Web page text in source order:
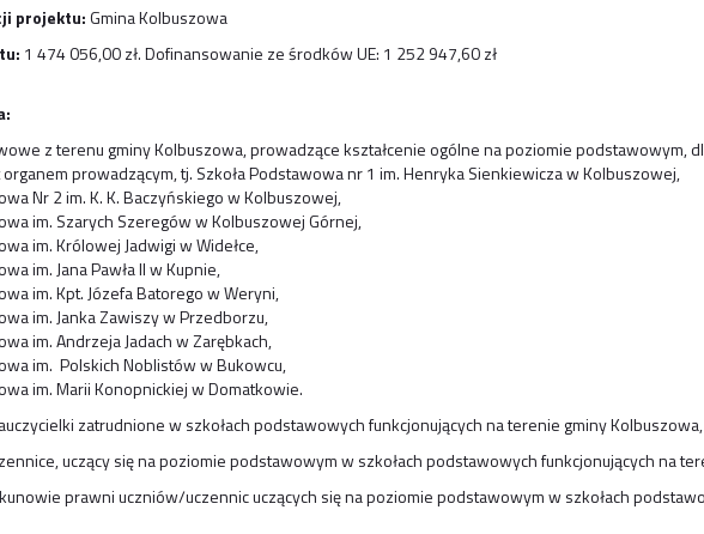
projektu:Gmina Kolbuszowa
1 474 056,00 zł. Dofinansowanie ze środków UE: 1 252 947,60 zł
z terenu gminy Kolbuszowa, prowadzące kształcenie ogólne na poziomie podstawowym,
prowadzącym, tj. Szkoła Podstawowa nr 1 im. Henryka Sienkiewicza w Kolbuszowej,
Nr 2 im. K. K. Baczyńskiego w Kolbuszowej,
im. Szarych Szeregów w Kolbuszowej Górnej,
im. Królowej Jadwigi w Widełce,
im. Jana Pawła II w Kupnie,
im. Kpt. Józefa Batorego w Weryni,
im. Janka Zawiszy w Przedborzu,
im. Andrzeja Jadach w Zarębkach,
im. Polskich Noblistów w Bukowcu,
im. Marii Konopnickiej w Domatkowie.
zatrudnione w szkołach podstawowych funkcjonujących na terenie gminy Kolbuszowa,
uczący się na poziomie podstawowym w szkołach podstawowych funkcjonujących na
prawni uczniów/uczennic uczących się na poziomie podstawowym w szkołach